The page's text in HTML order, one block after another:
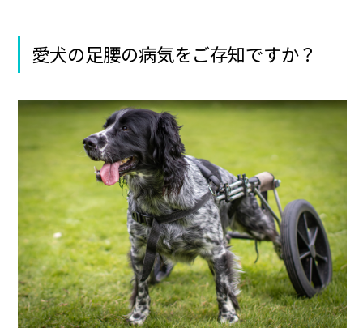
愛犬の足腰の病気をご存知ですか？